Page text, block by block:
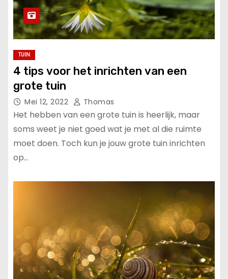
TUIN
4 tips voor het inrichten van een
grote tuin
Mei 12, 2022 Thomas
Het hebben van een grote tuin is heerlijk, maar
soms weet je niet goed wat je met al die ruimte
moet doen. Toch kun je jouw grote tuin inrichten
op…